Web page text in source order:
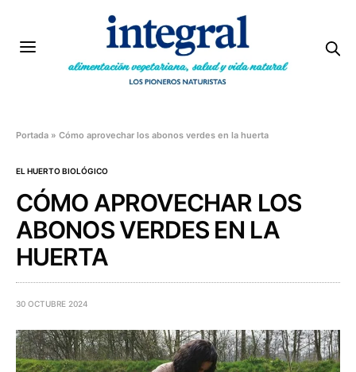
Portada »Cómo aprovechar los abonos verdes en la huerta
EL HUERTO BIOLÓGICO
CÓMO APROVECHAR LOS
ABONOS VERDES EN LA
HUERTA
30 OCTUBRE 2024